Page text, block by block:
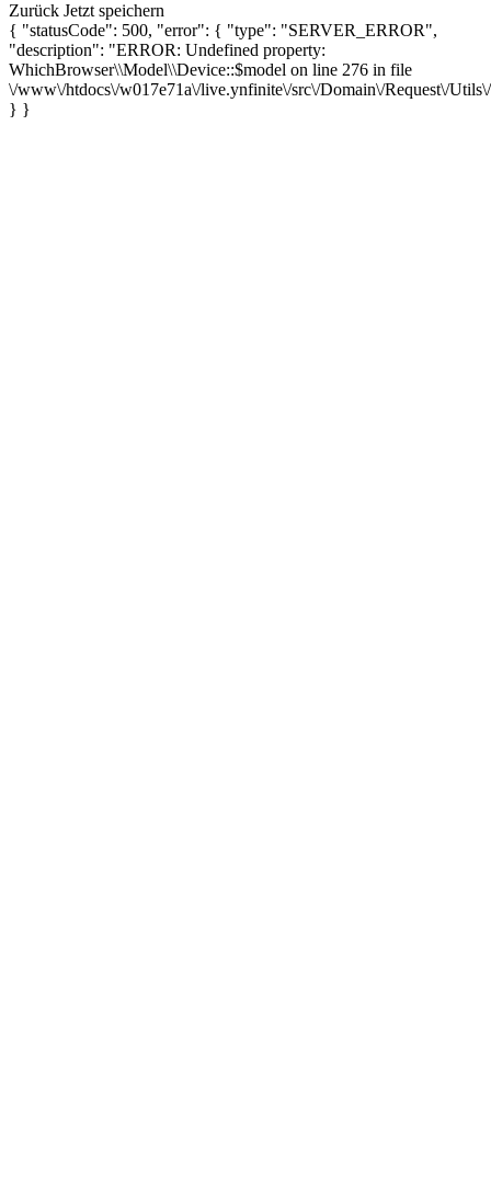
Zurück Jetzt speichern
{ "statusCode": 500, "error": { "type": "SERVER_ERROR",
"description": "ERROR: Undefined property:
WhichBrowser\\Model\\Device::$model on line 276 in file
\/www\/htdocs\/w017e71a\/live.ynfinite\/src\/Domain\/Request\/
} }